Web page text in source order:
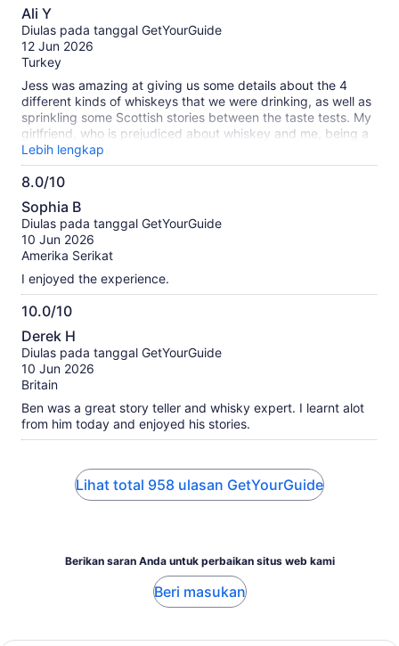
10.0
dari
10
Ali Y
Diulas pada tanggal GetYourGuide
12 Jun 2026
Turkey
Jess was amazing at giving us some details about the 4
different kinds of whiskeys that we were drinking, as well as
sprinkling some Scottish stories between the taste tests. My
girlfriend, who is prejudiced about whiskey and me, being a
whiskey enjoyer both had a good time.
Lebih lengkap
8.0/10
8.0
dari
10
Sophia B
Diulas pada tanggal GetYourGuide
10 Jun 2026
Amerika Serikat
I enjoyed the experience.
10.0/10
10.0
dari
10
Derek H
Diulas pada tanggal GetYourGuide
10 Jun 2026
Britain
Ben was a great story teller and whisky expert. I learnt alot
from him today and enjoyed his stories.
Lihat total 958 ulasan GetYourGuide
Berikan saran Anda untuk perbaikan situs web kami
Beri masukan